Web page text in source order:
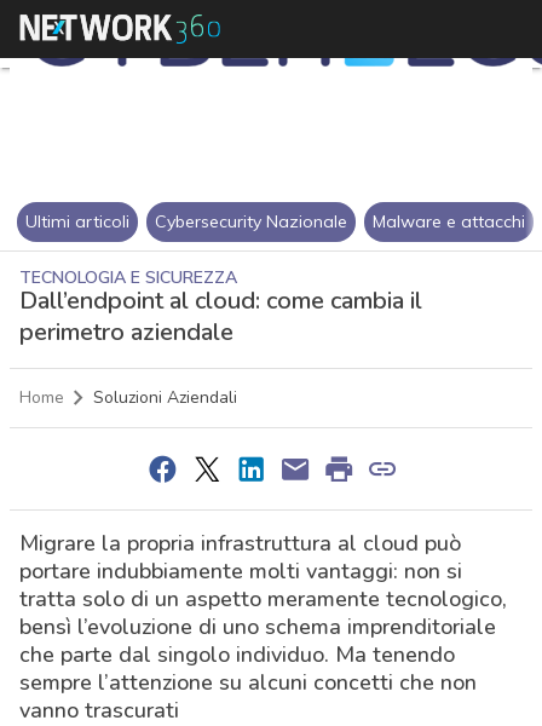
Ultimi articoli Cybersecurity Nazionale Malware e attacchi
TECNOLOGIA E SICUREZZA
Dall’endpoint al cloud: come cambia il
perimetro aziendale
Home Soluzioni Aziendali
Migrare la propria infrastruttura al cloud può
portare indubbiamente molti vantaggi: non si
tratta solo di un aspetto meramente tecnologico,
bensì l’evoluzione di uno schema imprenditoriale
che parte dal singolo individuo. Ma tenendo
sempre l’attenzione su alcuni concetti che non
vanno trascurati